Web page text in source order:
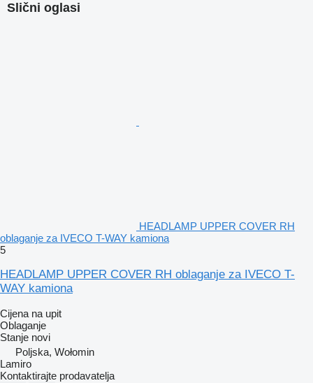
Slični oglasi
HEADLAMP UPPER COVER RH
oblaganje za IVECO T-WAY kamiona
5
HEADLAMP UPPER COVER RH oblaganje za IVECO T-
WAY kamiona
Cijena na upit
Oblaganje
Stanje novi
Poljska, Wołomin
Lamiro
Kontaktirajte prodavatelja